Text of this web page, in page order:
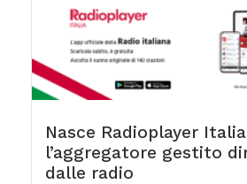
Nasce Radioplayer
l’aggregatore gestito
dalle radio